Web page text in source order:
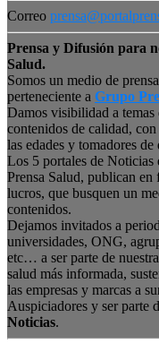
Correo
Prensa y Difusión para
Salud.
Somos un medio de
perteneciente a Grupo
Damos visibilidad a
contenidos de calidad,
las edades y tomadores
Los 5 portales de Noticias
Prensa Salud, publican en
lucros, que busquen un
contenidos.
Dejamos invitados a
universidades, ONG,
etc… a ser parte de
salud más informada,
las empresas y marcas a
Auspiciadores y ser parte
Noticias.